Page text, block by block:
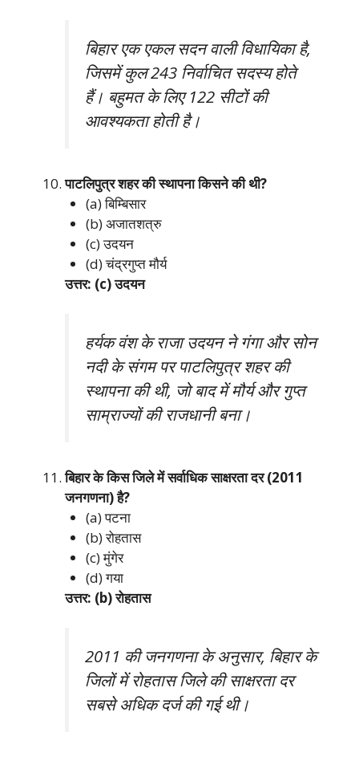
बिहार एक एकल सदन वाली विधायिका है,
जिसमें कुल 243 निर्वाचित सदस्य होते
हैं। बहुमत के लिए 122 सीटों की
आवश्यकता होती है।
पाटलिपुत्र शहर की स्थापना किसने की थी?
(a) बिम्बिसार
(b) अजातशत्रु
(c) उदयन
(d) चंद्रगुप्त मौर्य
उत्तर: (c) उदयन
हर्यक वंश के राजा उदयन ने गंगा और सोन
नदी के संगम पर पाटलिपुत्र शहर की
स्थापना की थी, जो बाद में मौर्य और गुप्त
साम्राज्यों की राजधानी बना।
बिहार के किस जिले में सर्वाधिक साक्षरता दर (2011
जनगणना) है?
(a) पटना
(b) रोहतास
(c) मुंगेर
(d) गया
उत्तर: (b) रोहतास
2011 की जनगणना के अनुसार, बिहार के
जिलों में रोहतास जिले की साक्षरता दर
सबसे अधिक दर्ज की गई थी।